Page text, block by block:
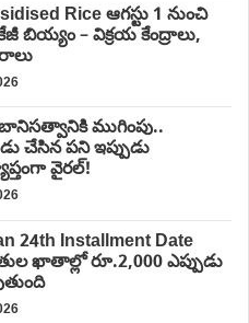
Rice ఆగస్టు 1 నుంచి
బియ్యం – విక్రయ కేంద్రాలు,
బానిసత్వానికి ముగింపు..
చేసిన పని ఇప్పుడు
వైరల్!
24th Installment Date
ఖాతాల్లో రూ.2,000 ఎప్పుడు